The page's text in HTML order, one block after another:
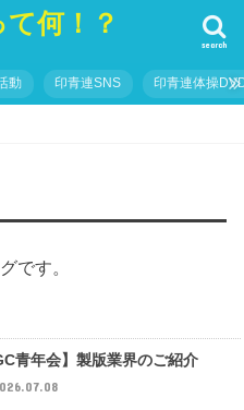
search
動 印青連SNS 印青連体操
です。
青年会】製版業界のご紹介